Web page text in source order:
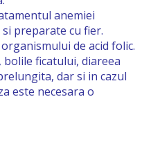
anemiei
preparate cu fier.
de acid folic.
ficatului, diareea
dar si in cazul
este necesara o